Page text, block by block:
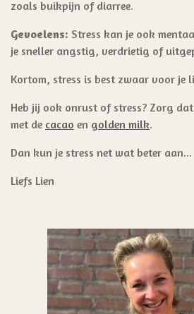
zoals buikpijn of diarree.
Gevoelens: Stress kan je ook
je sneller angstig, verdrietig of
Kortom, stress is best zwaar voor je
Heb jij ook onrust of stress? Zorg
met de cacao en golden milk.
Dan kun je stress net wat beter aan...
Liefs Lien